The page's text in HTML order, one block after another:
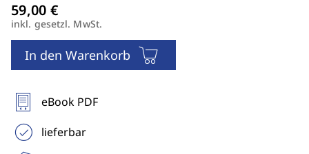
inkl. gesetzl. MwSt.
In den Warenkorb
eBook PDF
lieferbar